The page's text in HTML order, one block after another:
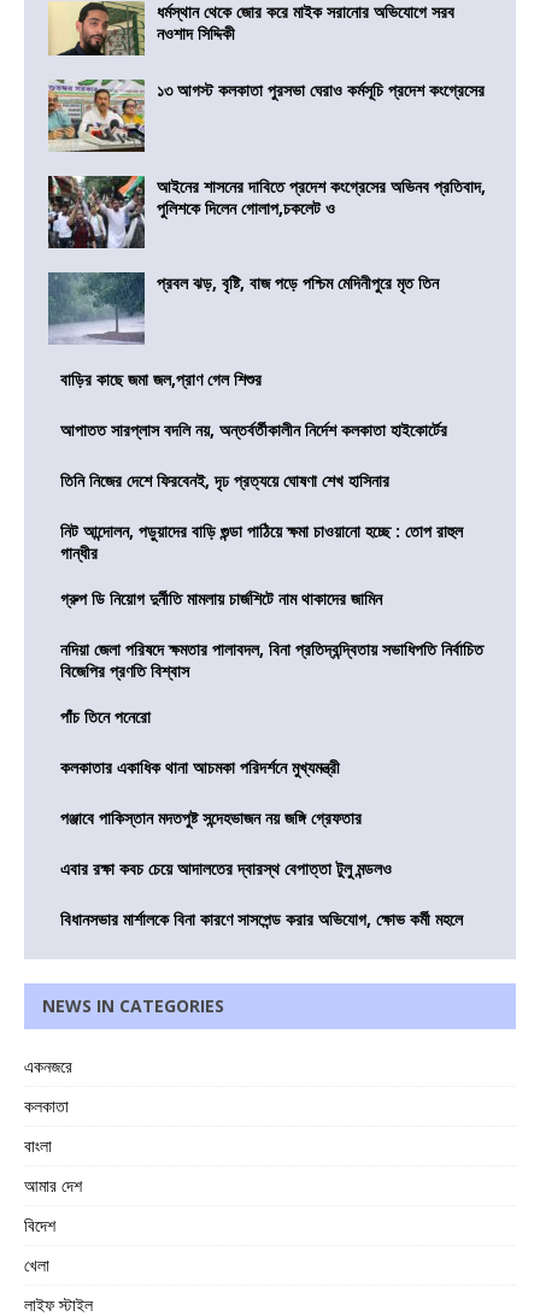
ধর্মস্থান থেকে জোর করে মাইক সরানোর অভিযোগে সরব
নওশাদ সিদ্দিকী
১৩ আগস্ট কলকাতা পুরসভা ঘেরাও কর্মসূচি প্রদেশ কংগ্রেসের
আইনের শাসনের দাবিতে প্রদেশ কংগ্রেসের অভিনব প্রতিবাদ,
পুলিশকে দিলেন গোলাপ,চকলেট ও
প্রবল ঝড়, বৃষ্টি, বাজ পড়ে পশ্চিম মেদিনীপুরে মৃত তিন
বাড়ির কাছে জমা জল,প্রাণ গেল শিশুর
আপাতত সারপ্লাস বদলি নয়, অন্তর্বর্তীকালীন নির্দেশ কলকাতা হাইকোর্টের
তিনি নিজের দেশে ফিরবেনই, দৃঢ প্রত্যয়ে ঘোষণা শেখ হাসিনার
নিট আন্দোলন, পড়ুয়াদের বাড়ি গুন্ডা পাঠিয়ে ক্ষমা চাওয়ানো হচ্ছে : তোপ রাহুল
গান্ধীর
গ্রুপ ডি নিয়োগ দুর্নীতি মামলায় চার্জশিটে নাম থাকাদের জামিন
নদিয়া জেলা পরিষদে ক্ষমতার পালাবদল, বিনা প্রতিদ্বন্দ্বিতায় সভাধিপতি নির্বাচিত
বিজেপির প্রণতি বিশ্বাস
পাঁচ তিনে পনেরো
কলকাতার একাধিক থানা আচমকা পরিদর্শনে মুখ্যমন্ত্রী
পঞ্জাবে পাকিস্তান মদতপুষ্ট সন্দেহভাজন নয় জঙ্গি গ্রেফতার
এবার রক্ষা কবচ চেয়ে আদালতের দ্বারস্থ বেপাত্তা টুলু মন্ডলও
বিধানসভার মার্শালকে বিনা কারণে সাসপেন্ড করার অভিযোগ, ক্ষোভ কর্মী মহলে
NEWS IN CATEGORIES
একনজরে
কলকাতা
বাংলা
আমার দেশ
বিদেশ
খেলা
লাইফ স্টাইল